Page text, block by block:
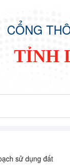
CỔNG
TỈNH
sử dụng đất